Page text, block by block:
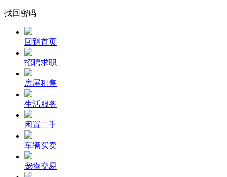
找回密码
回到首页
招聘求职
房屋租售
生活服务
闲置二手
车辆买卖
宠物交易